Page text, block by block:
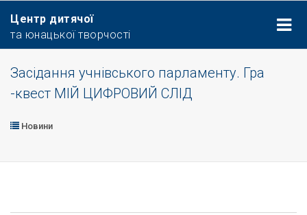
Центр дитячої
та юнацької творчості
Засідання учнівського парламенту. Гра
-квест МІЙ ЦИФРОВИЙ СЛІД
Новини